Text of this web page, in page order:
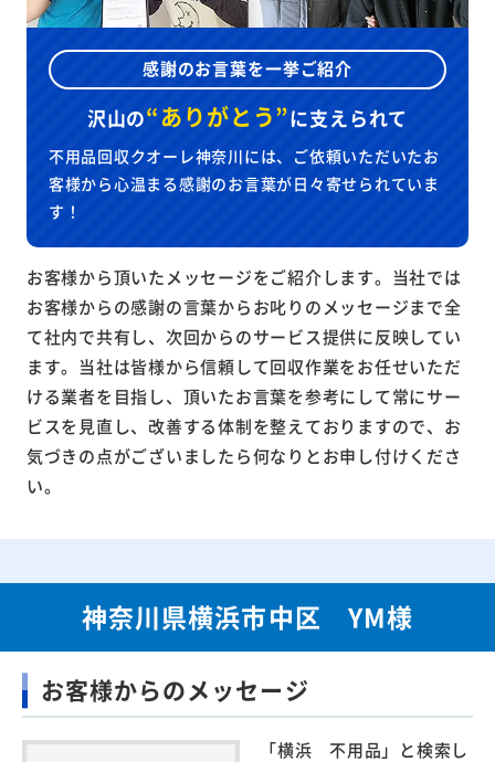
感謝のお言葉を一挙ご紹介
沢山の“ありがとう”に支えられて
不用品回収クオーレ神奈川には、ご依頼いただいたお
客様から心温まる感謝のお言葉が日々寄せられていま
す！
お客様から頂いたメッセージをご紹介します。当社では
お客様からの感謝の言葉からお叱りのメッセージまで全
て社内で共有し、次回からのサービス提供に反映してい
ます。当社は皆様から信頼して回収作業をお任せいただ
ける業者を目指し、頂いたお言葉を参考にして常にサー
ビスを見直し、改善する体制を整えておりますので、お
気づきの点がございましたら何なりとお申し付けくださ
い。
神奈川県横浜市中区 YM様
お客様からのメッセージ
「横浜 不用品」と検索し